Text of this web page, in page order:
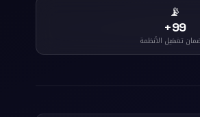
📡
99+
تشغيل الأنظمة